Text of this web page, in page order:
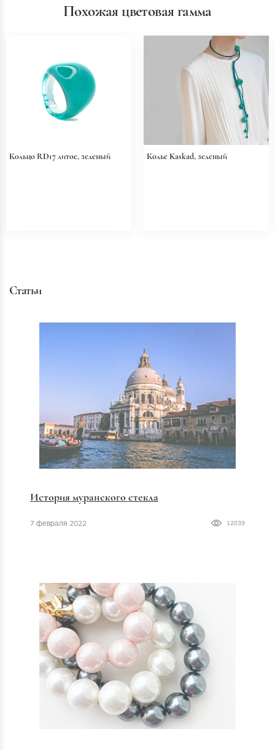
Похожая цветовая гамма
Кольцо RD17 литое, зеленый Колье Kaskad, зеленый
Статьи
История муранского стекла
7 февраля 2022 12039